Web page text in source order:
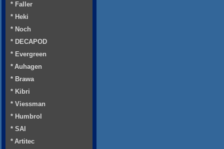
* Faller
* Heki
* Noch
* DECAPOD
* Evergreen
* Auhagen
* Brawa
* Kibri
* Viessman
* Humbrol
* SAI
* Artitec